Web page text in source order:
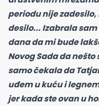
periodu nije
desilo... Izabrala
dana da mi bude
Novog Sada da
samo čekala da
uđem u kuću i
jer kada ste ovan u